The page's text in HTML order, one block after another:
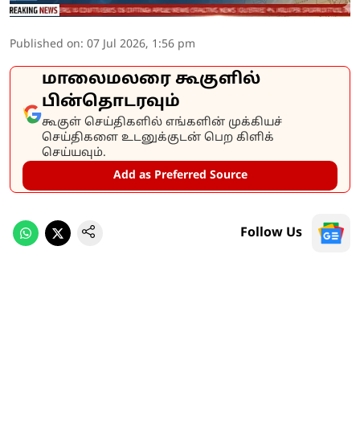
Published on: 07 Jul 2026, 1:56 pm
மாலைமலரை கூகுளில்
பின்தொடரவும்
கூகுள் செய்திகளில் எங்களின் முக்கியச்
செய்திகளை உடனுக்குடன் பெற கிளிக்
செய்யவும்.
Add as Preferred Source
Follow Us